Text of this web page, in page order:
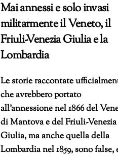
Mai annessi e solo invasi
militarmente il Veneto, il
Friuli-Venezia Giulia e la
Lombardia
Le storie raccontate
che avrebbero portato
all’annessione nel 1866 del
di Mantova e del Friuli-Venezia
Giulia, ma anche quella della
Lombardia nel 1859, sono false,